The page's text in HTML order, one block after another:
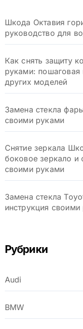
Шкода Октавия
руководство для
Как снять защиту
руками: пошаговая
других моделей
Замена стекла
своими руками
Снятие зеркала
боковое зеркало и
своими руками
Замена стекла
инструкция
Рубрики
Audi
BMW